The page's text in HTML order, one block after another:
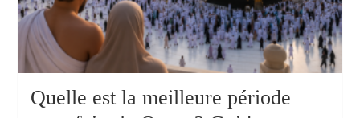
Quelle est la meilleure période